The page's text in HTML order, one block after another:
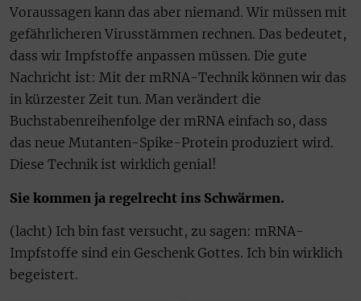
Voraussagen kann das aber niemand. Wir müssen mit
gefährlicheren Virusstämmen rechnen. Das bedeutet,
dass wir Impfstoffe anpassen müssen. Die gute
Nachricht ist: Mit der mRNA-Technik können wir das
in kürzester Zeit tun. Man verändert die
Buchstabenreihenfolge der mRNA einfach so, dass
das neue Mutanten-Spike-Protein produziert wird.
Diese Technik ist wirklich genial!
Sie kommen ja regelrecht ins Schwärmen.
(lacht) Ich bin fast versucht, zu sagen: mRNA-
Impfstoffe sind ein Geschenk Gottes. Ich bin wirklich
begeistert.